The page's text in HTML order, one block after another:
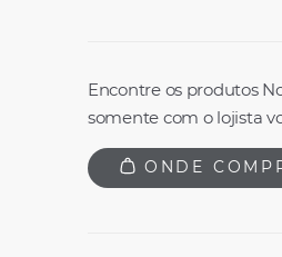
Encontre os produtos
somente com o lojista
ONDE